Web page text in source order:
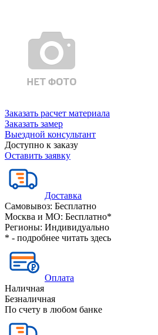
Заказать расчет материала
Заказать замер
Выездной консультант
Доступно к заказу
Оставить заявку
Доставка
Самовывоз: Бесплатно
Москва и МО: Бесплатно*
Регионы: Индивидуально
* - подробнее читать здесь
Оплата
Наличная
Безналичная
По счету в любом банке